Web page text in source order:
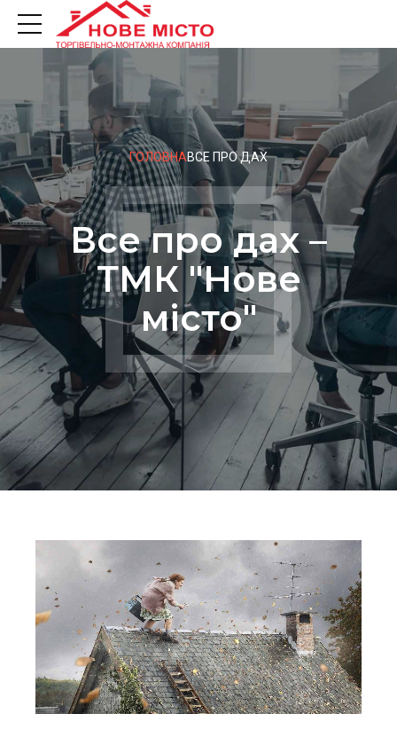
ГОЛОВНАВСЕ ПРО ДАХ
Все про дах –
ТМК "Нове
місто"